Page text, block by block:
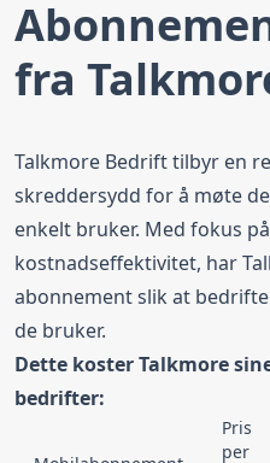
fra
Talkmore Bedrift tilbyr en
skreddersydd for å møte
enkelt bruker. Med fokus
kostnadseffektivitet, har
abonnement slik at
de bruker.
Dette koster Talkmore
bedrifter:
Pris
per